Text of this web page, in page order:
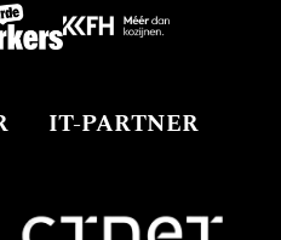
IT-PARTNER